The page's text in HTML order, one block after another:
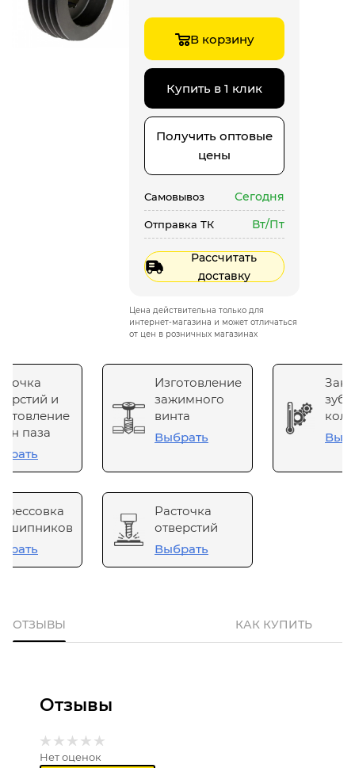
В корзину
Купить в 1 клик
Получить оптовые
цены
Самовывоз Сегодня
Отправка ТК Вт/Пт
Рассчитать
доставку
Цена действительна только для
интернет-магазина и может отличаться
от цен в розничных магазинах
и
паза
Изготовление
зажимного
винта
Выбрать
Расточка
отверстий
Выбрать
ОТЗЫВЫ КАК КУПИТЬ
Отзывы
Нет оценок